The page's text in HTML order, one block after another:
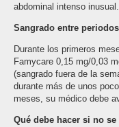
abdominal intenso inusual.
Sangrado entre periodos
Durante los primeros
Famycare 0,15 mg/0,03
(sangrado fuera de la
durante más de unos
meses, su médico debe
Qué debe hacer si no